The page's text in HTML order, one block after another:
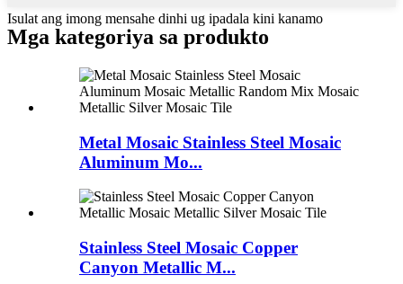
Isulat ang imong mensahe dinhi ug ipadala kini kanamo
Mga kategoriya sa produkto
Metal Mosaic Stainless Steel Mosaic
Aluminum Mo...
Stainless Steel Mosaic Copper
Canyon Metallic M...